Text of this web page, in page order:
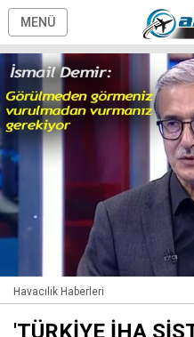
MENÜ
Havacılık Haberleri
'TÜRKİYE İHA